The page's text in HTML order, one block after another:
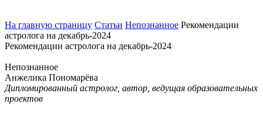
На главную страницу Статьи Непознанное Рекомендации
астролога на декабрь-2024
Рекомендации астролога на декабрь-2024
Непознанное
Анжелика Пономарёва
Дипломированный астролог, автор, ведущая образовательных
проектов